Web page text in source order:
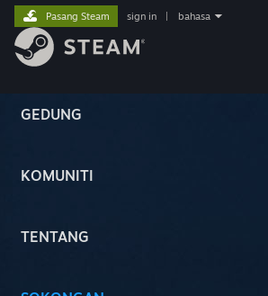
GEDUNG
KOMUNITI
TENTANG
Pasang Steam sign in bahasa